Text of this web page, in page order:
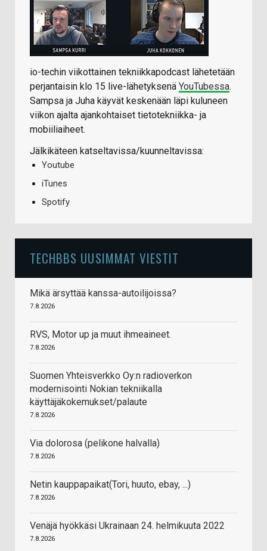
io-techin viikottainen tekniikkapodcast lähetetään
perjantaisin klo 15 live-lähetyksenä YouTubessa.
Sampsa ja Juha käyvät keskenään läpi kuluneen
viikon ajalta ajankohtaiset tietotekniikka- ja
mobiiliaiheet.
Jälkikäteen katseltavissa/kuunneltavissa:
Youtube
iTunes
Spotify
TECHBBS UUSIMMAT VIESTIT
Mikä ärsyttää kanssa-autoilijoissa?
7.8.2026
RVS, Motor up ja muut ihmeaineet.
7.8.2026
Suomen Yhteisverkko Oy:n radioverkon
modernisointi Nokian tekniikalla
käyttäjäkokemukset/palaute
7.8.2026
Via dolorosa (pelikone halvalla)
7.8.2026
Netin kauppapaikat(Tori, huuto, ebay, ...)
7.8.2026
Venäjä hyökkäsi Ukrainaan 24. helmikuuta 2022
7.8.2026